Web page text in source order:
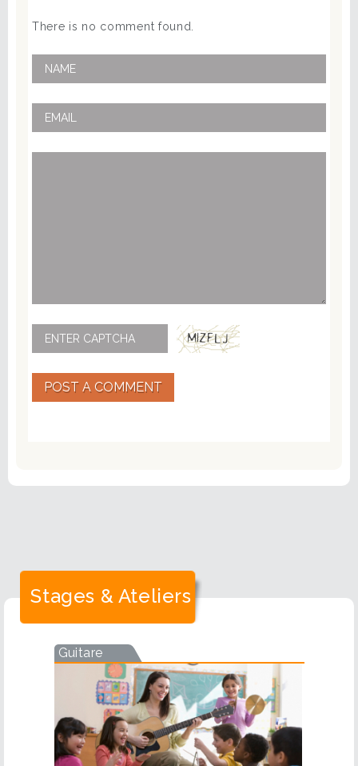
There is no comment found.
POST A COMMENT
Stages & Ateliers
Guitare